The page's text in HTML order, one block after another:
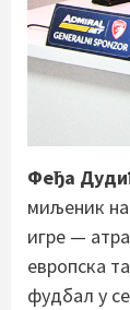
Феђа
миљеник
игре —
европска
фудбал у